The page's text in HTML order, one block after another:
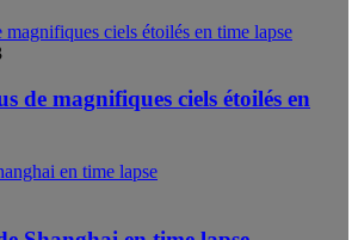
ciels étoilés en time lapse
de magnifiques ciels étoilés en
en time lapse